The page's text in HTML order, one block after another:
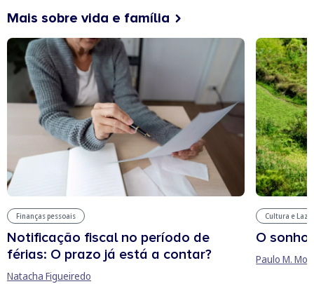
Mais sobre vida e família
Finanças pessoais
Notificação fiscal no período de
férias: O prazo já está a contar?
Natacha Figueiredo
Cultura e
O sonho
Paulo M.